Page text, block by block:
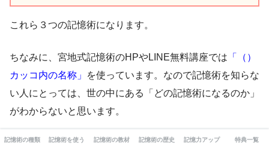
これら３つの記憶術になります。
ちなみに、宮地式記憶術のHPやLINE無料講座では 「（）
カッコ内の名称」
を使っています。なので記憶術を知らな
い人にとっては、世の中にある「どの記憶術になるのか」
がわからないと思います。
けれども、この記事では「一般的な記憶術の名称」で紹介
記憶術の種類 記憶術を使う 記憶術の教材 記憶術の歴史 記憶力アップ 特典一覧